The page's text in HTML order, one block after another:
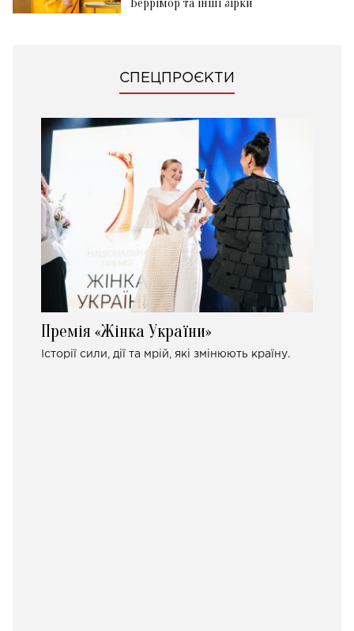
Беррімор та інші зірки
СПЕЦПРОЄКТИ
Премія «Жінка України»
Історії сили, дії та мрій, які змінюють країну.